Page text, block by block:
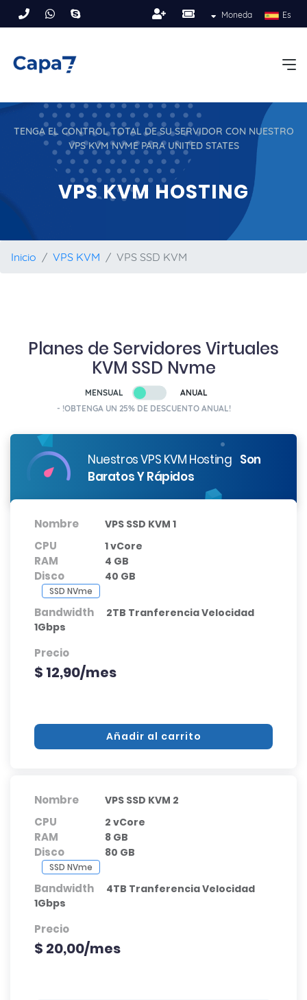
Moneda Es
TENGA EL CONTROL TOTAL DE SU SERVIDOR CON NUESTRO
VPS KVM NVME PARA UNITED STATES
VPS KVM HOSTING
Inicio VPS KVM VPS SSD KVM
Planes de Servidores Virtuales
KVM SSD Nvme
MENSUAL
ANUAL
- !OBTENGA UN 25% DE DESCUENTO ANUAL!
Nuestros VPS KVM Hosting Son
Baratos Y Rápidos
Nombre VPS SSD KVM 1
CPU 1 vCore
RAM 4 GB
Disco 40 GB
SSD NVme
Bandwidth
2TB Tranferencia Velocidad
1Gbps
Precio
$ 12,90/mes
Añadir al carrito
Nombre VPS SSD KVM 2
CPU 2 vCore
RAM 8 GB
Disco 80 GB
SSD NVme
Bandwidth
4TB Tranferencia Velocidad
1Gbps
Precio
$ 20,00/mes